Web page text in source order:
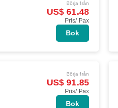
Börja från
US$ 61.48
Pris/ Pax
Bok
Börja från
US$ 91.85
Pris/ Pax
Bok